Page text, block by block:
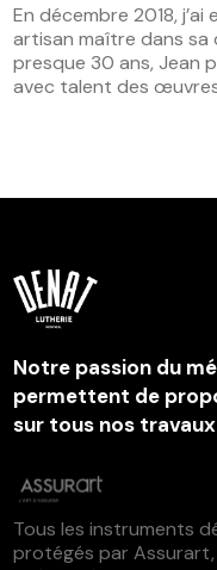
En décembre 2018,
artisan maître dans sa
presque 30 ans, Jean
avec talent des
Notre passion du
permettent de
sur tous nos
Tous les instruments
protégés par Assurart,